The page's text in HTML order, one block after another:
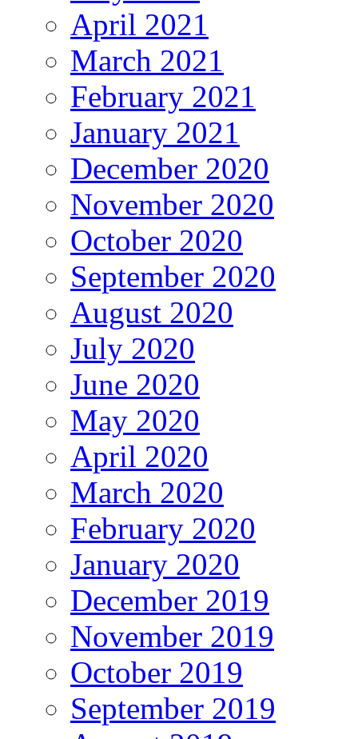
April 2021
March 2021
February 2021
January 2021
December 2020
November 2020
October 2020
September 2020
August 2020
July 2020
June 2020
May 2020
April 2020
March 2020
February 2020
January 2020
December 2019
November 2019
October 2019
September 2019